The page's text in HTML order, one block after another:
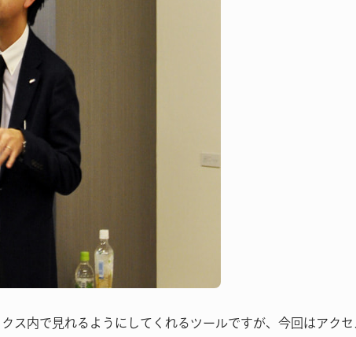
ス内で見れるようにしてくれるツールですが、今回はアク